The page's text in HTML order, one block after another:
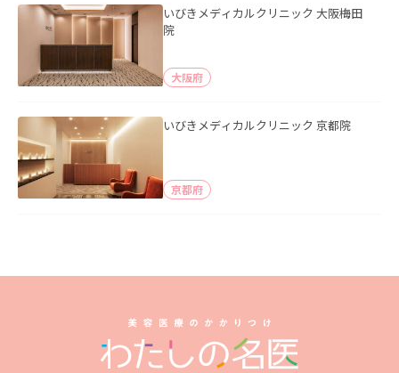
いびきメディカルクリニック 大阪梅田
院
大阪府
いびきメディカルクリニック 京都院
京都府